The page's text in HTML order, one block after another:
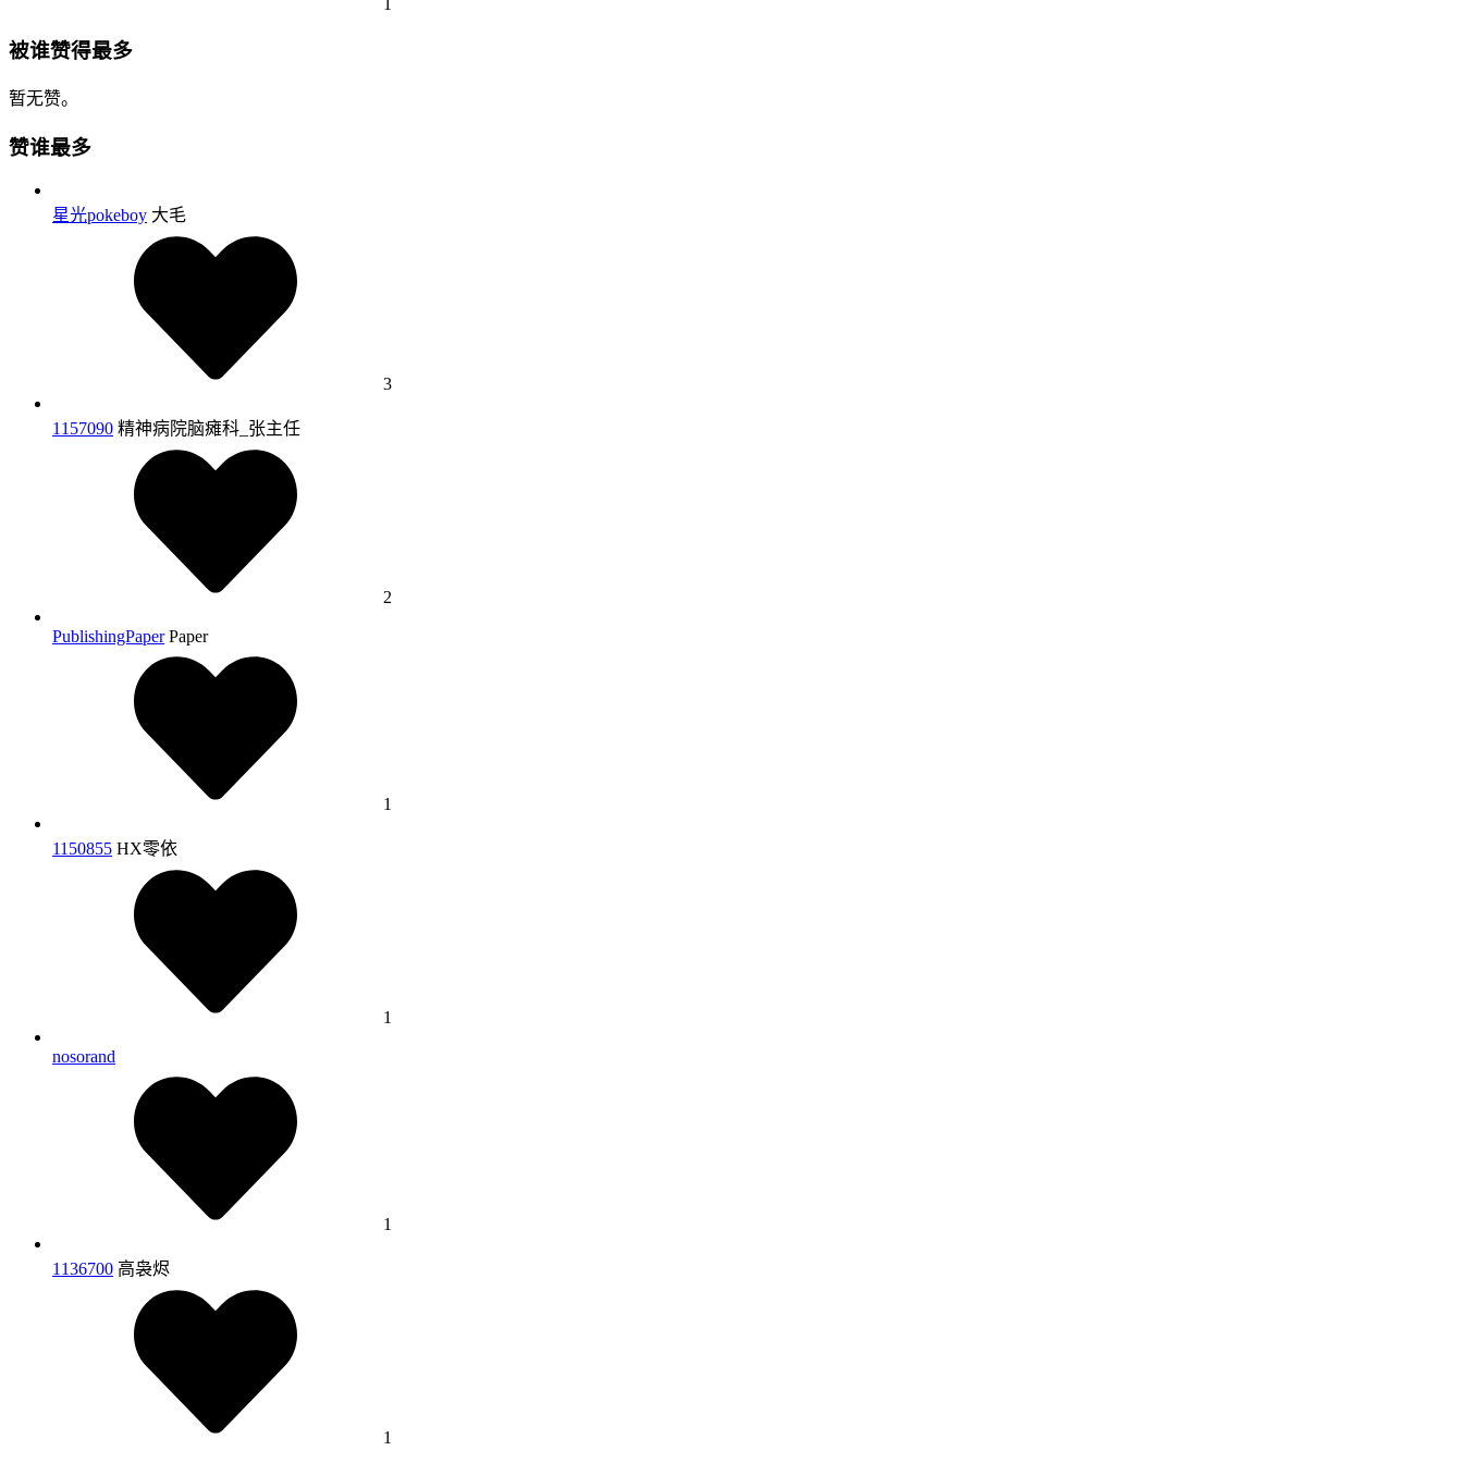
被谁赞得最多
暂无赞。
赞谁最多
星光pokeboy 大毛
3
1157090 精神病院脑瘫科_张主任
2
PublishingPaper Paper
1
1150855 HX零依
1
nosorand
1
1136700 高袅烬
1